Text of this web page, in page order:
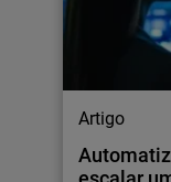
Artigo